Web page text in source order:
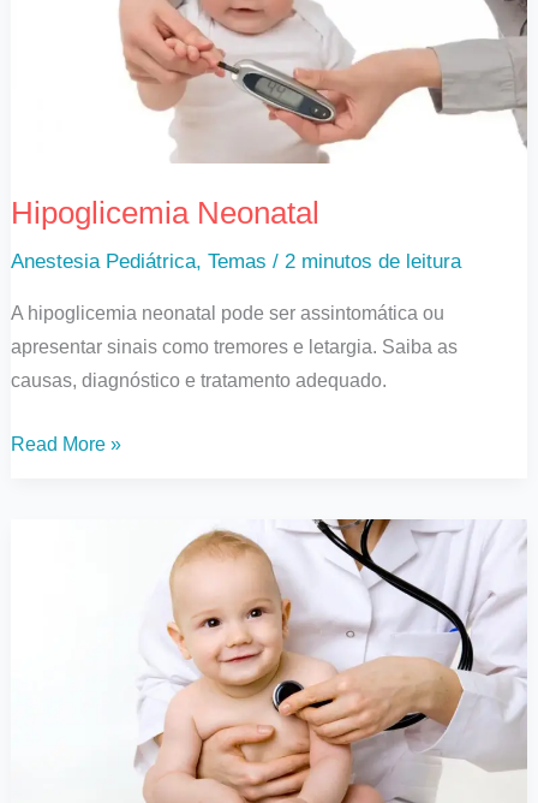
Hipoglicemia Neonatal
Anestesia Pediátrica,Temas / 2 minutos de leitura
A hipoglicemia neonatal pode ser assintomática ou
apresentar sinais como tremores e letargia. Saiba as
causas, diagnóstico e tratamento adequado.
Read More »